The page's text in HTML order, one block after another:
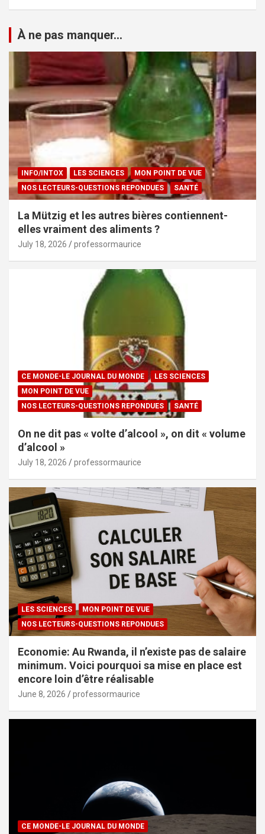
À ne pas manquer...
INFO/INTOX LES SCIENCES
MON POINT DE VUE
NOS LECTEURS-QUESTIONS REPONDUES
SANTÉ
La Mützig et les autres bières contiennent-
elles vraiment des aliments ?
July 18, 2026 professormaurice
CE MONDE-LE JOURNAL DU MONDE
LES SCIENCES
MON POINT DE VUE
NOS LECTEURS-QUESTIONS REPONDUES
SANTÉ
On ne dit pas « volte d’alcool », on dit « volume
d’alcool »
July 18, 2026 professormaurice
LES SCIENCES
MON POINT DE VUE
NOS LECTEURS-QUESTIONS REPONDUES
Economie: Au Rwanda, il n’existe pas de salaire
minimum. Voici pourquoi sa mise en place est
encore loin d’être réalisable
June 8, 2026 professormaurice
CE MONDE-LE JOURNAL DU MONDE